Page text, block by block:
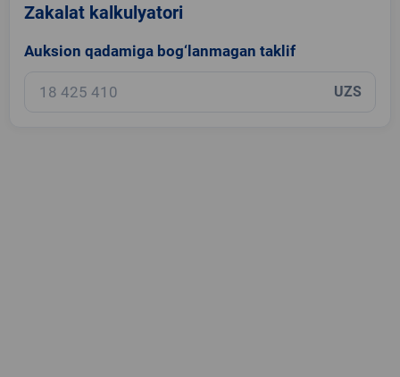
Zakalat kalkulyatori
Auksion qadamiga bog‘lanmagan taklif
UZS